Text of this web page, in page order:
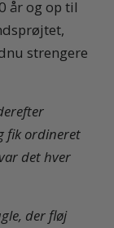
år og op til
strengere
fik ordineret
det hver
der fløj